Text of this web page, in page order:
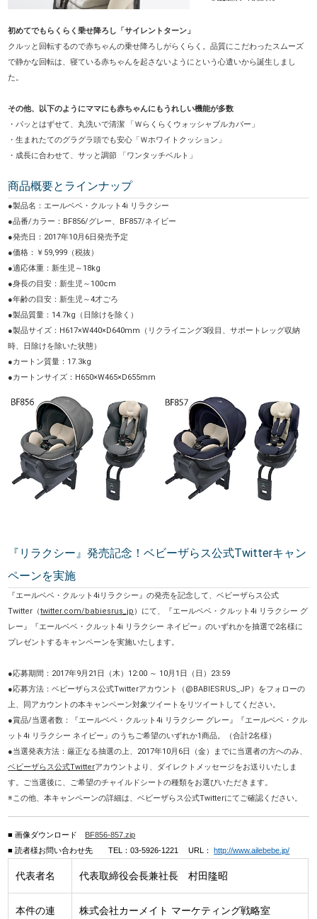
初めてでもらくらく乗せ降ろし「サイレントターン」
クルッと回転するので赤ちゃんの乗せ降ろしがらくらく。品質にこだわったスムーズ
で静かな回転は、寝ている赤ちゃんを起さないようにという心遣いから誕生しまし
た。
その他、以下のようにママにも赤ちゃんにもうれしい機能が多数
・パッとはずせて、丸洗いで清潔 「Ｗらくらくウォッシャブルカバー」
・生まれたてのグラグラ頭でも安心「Ｗホワイトクッション」
・成長に合わせて、サッと調節 「ワンタッチベルト」
商品概要とラインナップ
●製品名：エールベベ・クルット4i リラクシー
●品番/カラー：BF856/グレー、BF857/ネイビー
●発売日：2017年10月6日発売予定
●価格：￥59,999（税抜）
●適応体重：新生児～18kg
●身長の目安：新生児～100cm
●年齢の目安：新生児～4才ごろ
●製品質量：14.7kg（日除けを除く）
●製品サイズ：H617×W440×D640mm（リクライニング3段目、サポートレッグ収納
時、日除けを除いた状態）
●カートン質量：17.3kg
●カートンサイズ：H650×W465×D655mm
『リラクシー』発売記念！ベビーザらス公式Twitterキャン
ペーンを実施
『エールベベ・クルット4iリラクシー』の発売を記念して、ベビーザらス公式
Twitter（twitter.com/babiesrus_jp ）にて、『エールベベ・クルット4i リラクシー グ
レー』『エールベベ・クルット4i リラクシー ネイビー』のいずれかを抽選で2名様に
プレゼントするキャンペーンを実施いたします。
●応募期間：2017年9月21日（木）12:00 ～ 10月1日（日）23:59
●応募方法：ベビーザらス公式Twitterアカウント（@BABIESRUS_JP）をフォローの
上、同アカウントの本キャンペーン対象ツイートをリツイートしてください。
●賞品/当選者数：『エールベベ・クルット4i リラクシー グレー』『エールベベ・クル
ット4i リラクシー ネイビー』のうちご希望のいずれか1商品。（合計2名様）
●当選発表方法：厳正なる抽選の上、2017年10月6日（金）までに当選者の方へのみ、
ベビーザらス公式Twitterアカウントより、ダイレクトメッセージをお送りいたしま
す。ご当選後に、ご希望のチャイルドシートの種類をお選びいただきます。
※この他、本キャンペーンの詳細は、ベビーザらス公式Twitterにてご確認ください。
■ 画像ダウンロード BF856-857.zip
■ 読者様お問い合わせ先 TEL：03-5926-1221 URL：http://www.ailebebe.jp/
代表者名 代表取締役会長兼社長 村田隆昭
本件の連 株式会社カーメイト マーケティング戦略室